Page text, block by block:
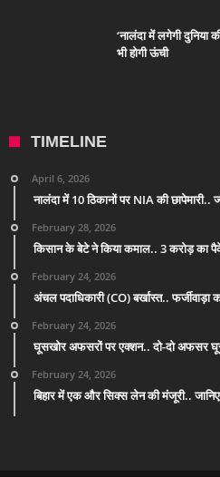
‘नालंदा में लगेगी
भी होगी ऊंची
TIMELINE
April 6, 2026
नालंदा में 10 ठिकानों पर NIA की छापेमारी..
February 28, 2026
किसान के बेटे ने किया कमाल.. 3 करोड़ का
February 24, 2026
अंचल पदाधिकारी (CO) बर्खास्त.. फर्जीवाड़ा
February 24, 2026
घूसखोर अफसरों पर एक्शन.. दो-दो अफसर
February 24, 2026
बिहार में एक और सिक्स लेन की मंजूरी..